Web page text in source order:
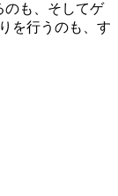
のも、そしてゲ
を行うのも、す